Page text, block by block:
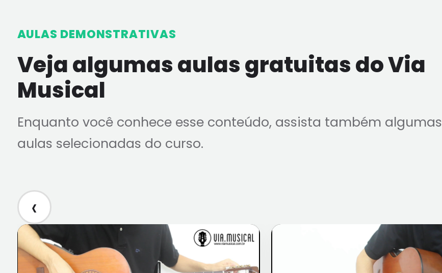
AULAS DEMONSTRATIVAS
Veja algumas aulas gratuitas do Via
Musical
Enquanto você conhece esse conteúdo, assista também algumas
aulas selecionadas do curso.
‹